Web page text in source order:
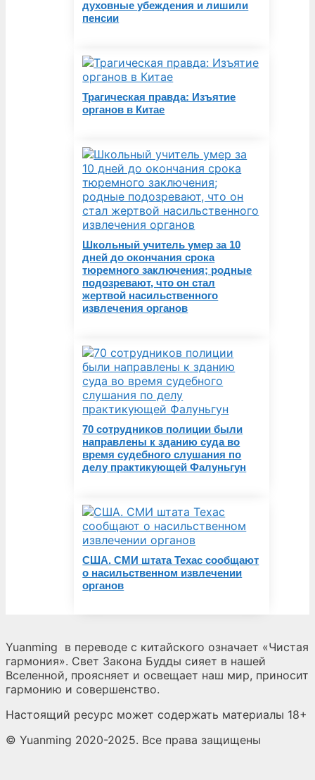
духовные убеждения и лишили
пенсии
Трагическая правда: Изъятие
органов в Китае
Школьный учитель умер за 10
дней до окончания срока
тюремного заключения; родные
подозревают, что он стал
жертвой насильственного
извлечения органов
70 сотрудников полиции были
направлены к зданию суда во
время судебного слушания по
делу практикующей Фалуньгун
США. СМИ штата Техас сообщают
о насильственном извлечении
органов
Yuanming в переводе с китайского означает «Чистая
гармония». Свет Закона Будды сияет в нашей
Вселенной, проясняет и освещает наш мир, приносит
гармонию и совершенство.
Настоящий ресурс может содержать материалы 18+
© Yuanming 2020-2025. Все права защищены